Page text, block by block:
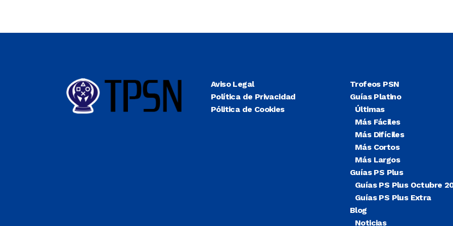
Aviso Legal
Política de Privacidad
Pólitica de Cookies
Trofeos PSN
Guías Platino
Últimas
Más Fáciles
Más Difíciles
Más Cortos
Más Largos
Guías PS Plus
Guías PS Plus Octubre
Guías PS Plus Extra
Blog
Noticias